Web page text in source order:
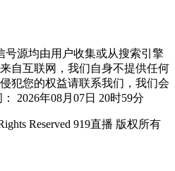
号源均由用户收集或从搜索引擎
自互联网，我们自身不提供任何
犯您的权益请联系我们，我们会
2026年08月07日 20时59分
Reserved 919直播 版权所有